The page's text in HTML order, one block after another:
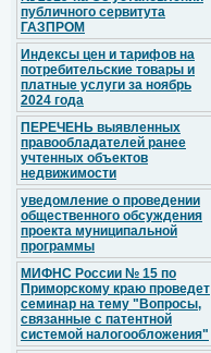
публичного сервитута
ГАЗПРОМ
Индексы цен и тарифов на
потребительские товары и
платные услуги за ноябрь
2024 года
ПЕРЕЧЕНЬ выявленных
правообладателей ранее
учтенных объектов
недвижимости
уведомление о проведении
общественного обсуждения
проекта муниципальной
программы
МИФНС России № 15 по
Приморскому краю проведет
семинар на тему "Вопросы,
связанные с патентной
системой налогообложения"